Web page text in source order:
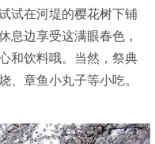
试在河堤的樱花树下铺
息边享受这满眼春色，
和饮料哦。当然，祭典
、章鱼小丸子等小吃。